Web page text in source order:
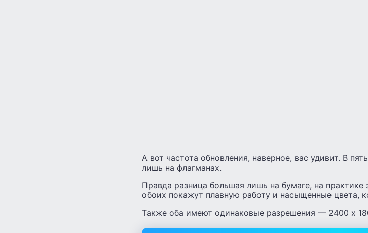
А вот частота обновления, наверное, вас удивит. В
лишь на флагманах.
Правда разница большая лишь на бумаге, на практике
обоих покажут плавную работу и насыщенные цвета,
Также оба имеют одинаковые разрешения — 2400 x